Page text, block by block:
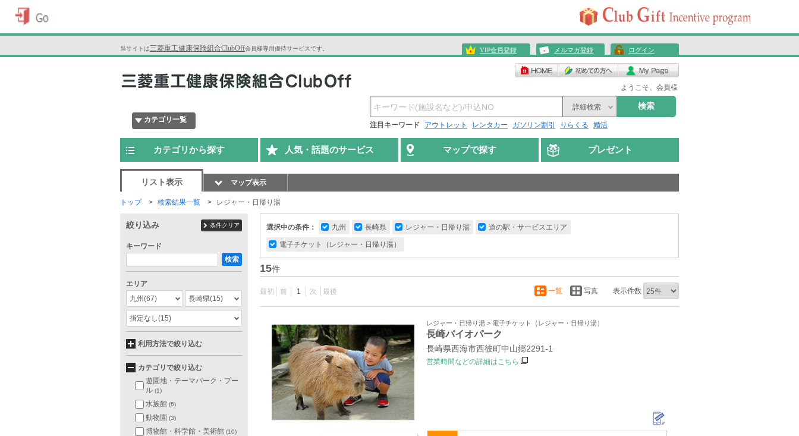
当サイトは三菱重工健康保険組合ClubOff会員様専用優待サービスです。 VIP会員登録 メルマガ登録 ログイン
ようこそ、会員様
カテゴリ一覧
詳細検索 検索
注目キーワード アウトレット レンタカー ガソリン割引 りらくる 婚活
カテゴリから探す 人気・話題のサービス マップで探す プレゼント
リスト表示 マップ表示
トップ 検索結果一覧 レジャー・日帰り湯
選択中の条件： 九州 長崎県 レジャー・日帰り湯 道の駅・サービスエリア
電子チケット（レジャー・日帰り湯）
15件
最初 前 1 次 最後 一覧 写真 表示件数
レジャー・日帰り湯 > 電子チケット（レジャー・日帰り湯）
長崎バイオパーク
長崎県西海市西彼町中山郷2291‐1
営業時間などの詳細はこちら
絞り込み 条件クリア
キーワード
検索
エリア
九州 (67) 長崎県(15)
指定なし(15)
利用方法で絞り込む
カテゴリで絞り込む
遊園地・テーマパーク・プー
ル (1)
水族館 (6)
動物園 (3)
博物館・科学館・美術館 (10)